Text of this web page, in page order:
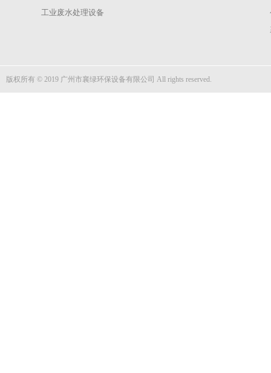
工业废水处理设备
版权所有 © 2019 广州市襄绿环保设备有限公司 All rights reserved.